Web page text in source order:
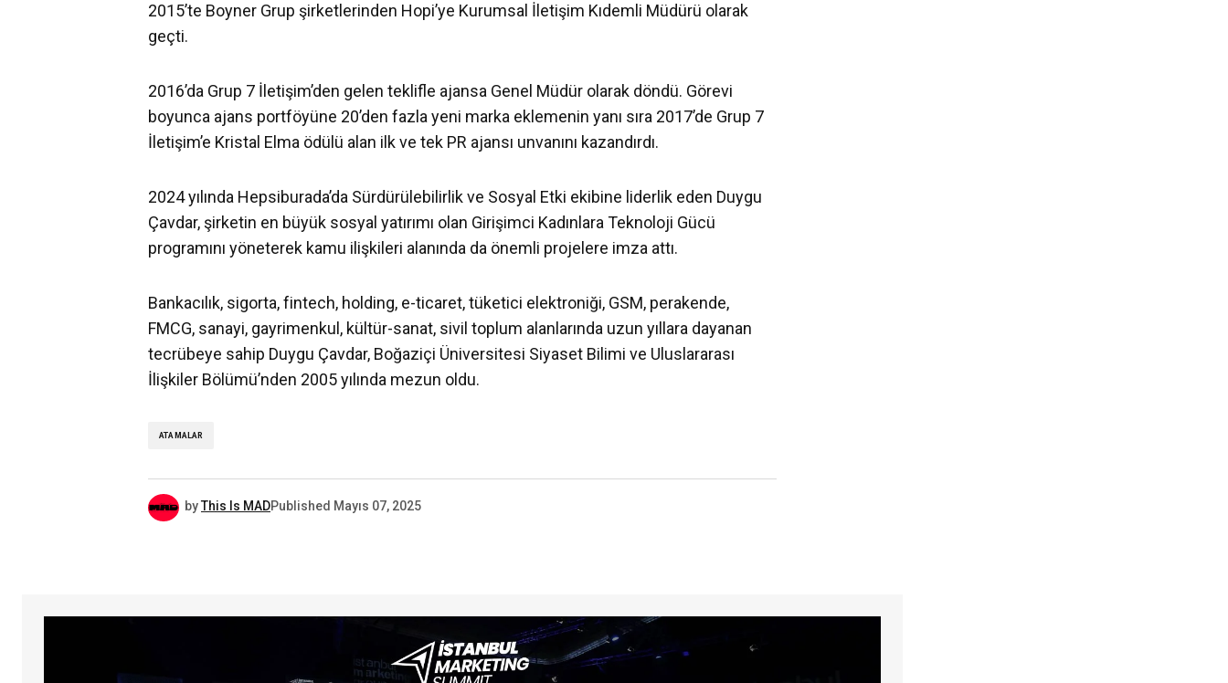
2015’te Boyner Grup şirketlerinden Hopi’ye Kurumsal İletişim Kıdemli Müdürü olarak
geçti.
2016’da Grup 7 İletişim’den gelen teklifle ajansa Genel Müdür olarak döndü. Görevi
boyunca ajans portföyüne 20’den fazla yeni marka eklemenin yanı sıra 2017’de Grup 7
İletişim’e Kristal Elma ödülü alan ilk ve tek PR ajansı unvanını kazandırdı.
2024 yılında Hepsiburada’da Sürdürülebilirlik ve Sosyal Etki ekibine liderlik eden Duygu
Çavdar, şirketin en büyük sosyal yatırımı olan Girişimci Kadınlara Teknoloji Gücü
programını yöneterek kamu ilişkileri alanında da önemli projelere imza attı.
Bankacılık, sigorta, fintech, holding, e-ticaret, tüketici elektroniği, GSM, perakende,
FMCG, sanayi, gayrimenkul, kültür-sanat, sivil toplum alanlarında uzun yıllara dayanan
tecrübeye sahip Duygu Çavdar, Boğaziçi Üniversitesi Siyaset Bilimi ve Uluslararası
İlişkiler Bölümü’nden 2005 yılında mezun oldu.
ATAMALAR
byThis Is MADPublished Mayıs 07, 2025